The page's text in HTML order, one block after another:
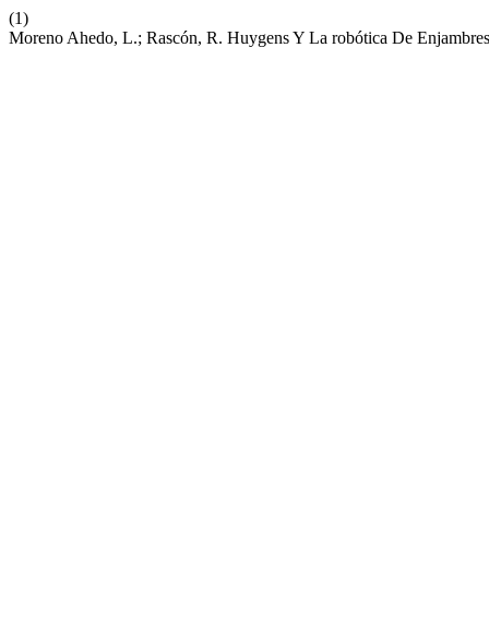
(1)
Moreno Ahedo, L.; Rascón, R. Huygens Y La robótica De